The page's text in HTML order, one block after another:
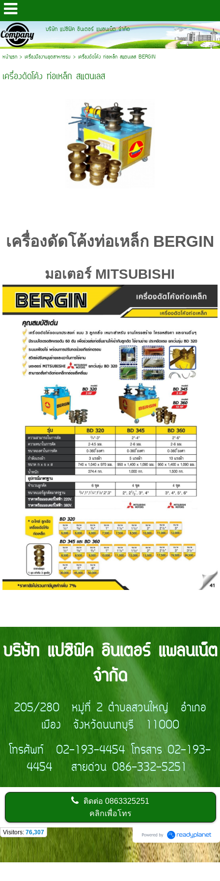
บริษัท แปซิฟิค อินเตอร์ แพลนเน็ต จำกัด
หน้าแรก> เครื่องมืองานอุตสาหกรรม > เครื่องดัดโค้ง ท่อเหล็ก สแตนเลส BERGIN
เครื่องดัดโค้ง ท่อเหล็ก สแตนเลส
เครื่องดัดโค้งท่อเหล็ก BERGIN
มอเตอร์ MITSUBISHI
บริษัท แปซิฟิค อินเตอร์ แพลนเน็ต
จำกัด
205/280 หมู่ที่ 2 ตำบลสวนใหญ่ อำเภอ
เมือง จังหวัดนนทบุรี 11000
โทรศัพท์ 02-193-4454 โทรสาร 02-193-
4454 สายด่วน 086-332-5251
ติดต่อ0863325251
คลิกเพื่อโทร
Visitors: 76,307